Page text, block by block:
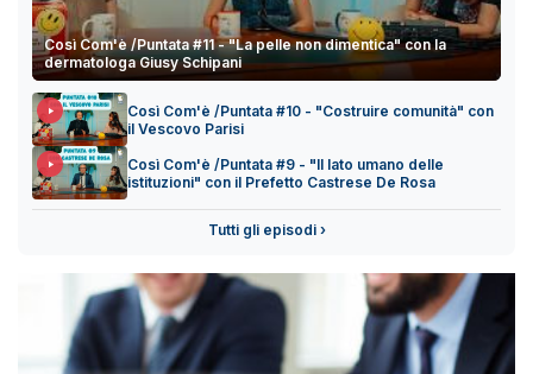
Così Com'è /Puntata #11 - "La pelle non dimentica" con la
dermatologa Giusy Schipani
Così Com'è /Puntata #10 - "Costruire comunità" con
il Vescovo Parisi
Così Com'è /Puntata #9 - "Il lato umano delle
istituzioni" con il Prefetto Castrese De Rosa
Tutti gli episodi ›